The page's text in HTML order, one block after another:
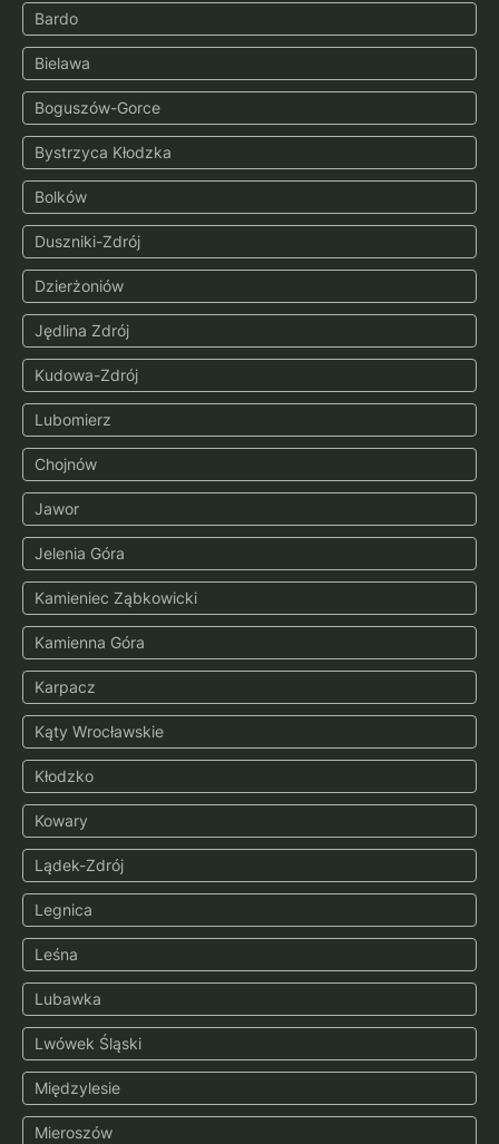
Bardo
Bielawa
Boguszów-Gorce
Bystrzyca Kłodzka
Bolków
Duszniki-Zdrój
Dzierżoniów
Jędlina Zdrój
Kudowa-Zdrój
Lubomierz
Chojnów
Jawor
Jelenia Góra
Kamieniec Ząbkowicki
Kamienna Góra
Karpacz
Kąty Wrocławskie
Kłodzko
Kowary
Lądek-Zdrój
Legnica
Leśna
Lubawka
Lwówek Śląski
Międzylesie
Mieroszów